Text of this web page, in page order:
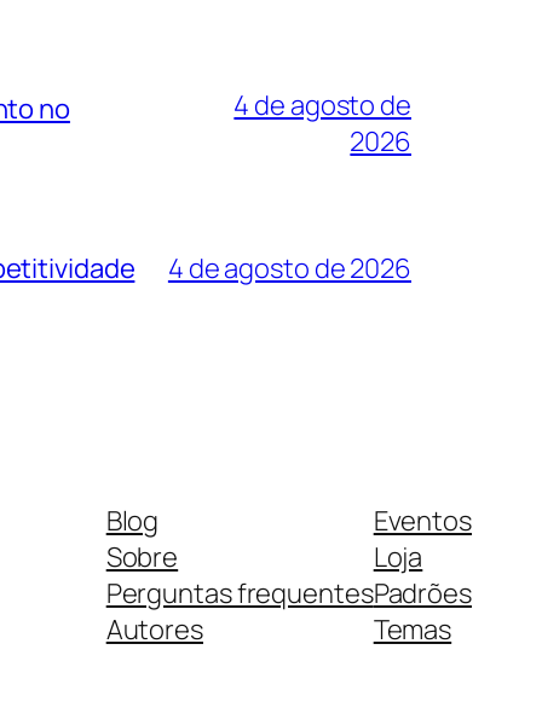
no
4 de agosto de
2026
4 de agosto de 2026
Blog
Sobre
Perguntas frequentes
Autores
Eventos
Loja
Padrões
Temas